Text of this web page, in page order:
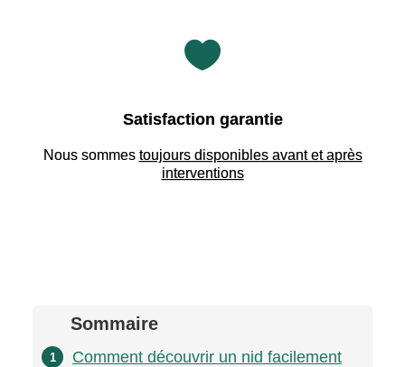

Satisfaction garantie
Nous sommes toujours disponibles avant et après
interventions
Sommaire
1 Comment découvrir un nid facilement